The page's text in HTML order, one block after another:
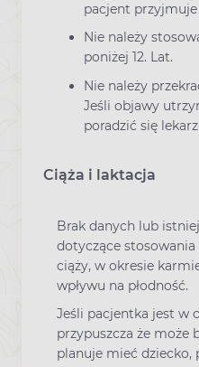
pacjent przyjmuje
Nie należy
poniżej 12. Lat.
Nie należy
Jeśli objawy
poradzić się
Ciąża i laktacja
Brak danych lub
dotyczące
ciąży, w okresie
wpływu na płodność.
Jeśli pacjentka jest w
przypuszcza że może
planuje mieć dziecko,